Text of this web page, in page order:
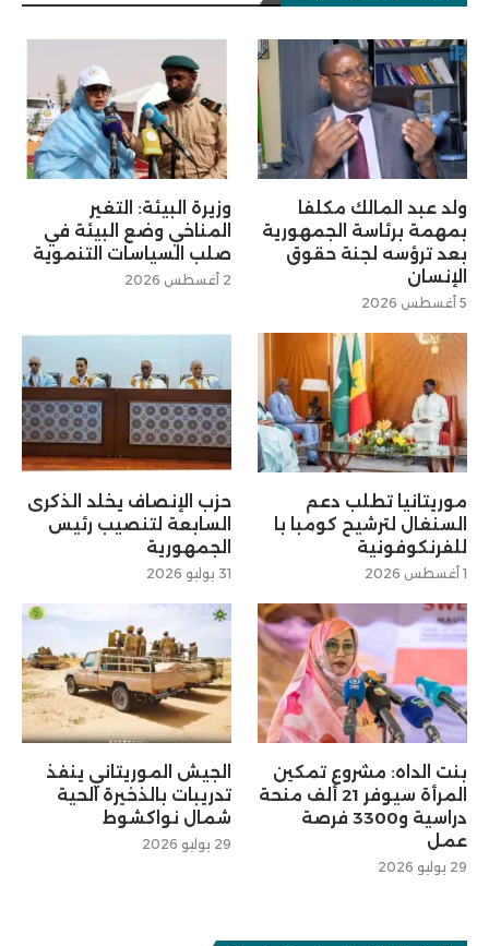
ولد عبد المالك مكلفا
بمهمة برئاسة الجمهورية
بعد ترؤسه لجنة حقوق
الإنسان
5 أغسطس 2026
وزيرة البيئة: التغير
المناخي وضع البيئة في
صلب السياسات التنموية
2 أغسطس 2026
موريتانيا تطلب دعم
السنغال لترشيح كومبا با
للفرنكوفونية
1 أغسطس 2026
حزب الإنصاف يخلد الذكرى
السابعة لتنصيب رئيس
الجمهورية
31 يوليو 2026
بنت الداه: مشروع تمكين
المرأة سيوفر 21 ألف منحة
دراسية و3300 فرصة
عمل
29 يوليو 2026
الجيش الموريتاني ينفذ
تدريبات بالذخيرة الحية
شمال نواكشوط
29 يوليو 2026